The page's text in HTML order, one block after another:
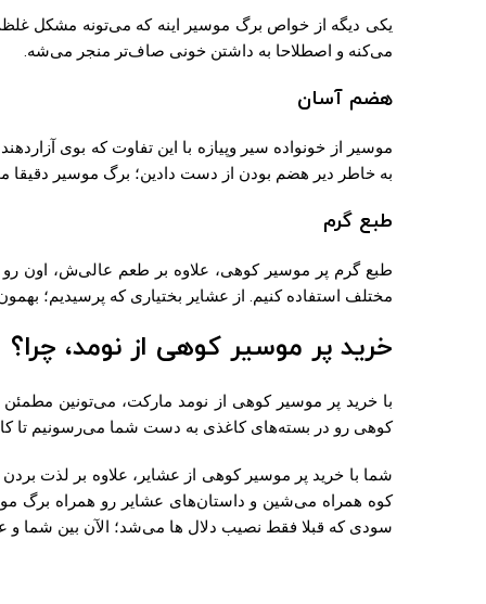
یکی دیگه از خواص برگ موسیر اینه که می‌تونه مشکل
می‌کنه و اصطلاحا به داشتن خونی صاف‌تر منجر می‌شه.
هضم آسان
موسیر از خونواده سیر وپیازه با این تفاوت که بوی
به خاطر دیر هضم بودن از دست دادین؛ برگ موسیر
طبع گرم
طبع گرم پر موسیر کوهی، علاوه بر طعم عالی‌ش، اون
مختلف استفاده کنیم. از عشایر بختیاری که پرسیدیم؛
خرید پر موسیر کوهی از نومد، چرا؟
کوهی رو در بسته‌های کاغذی به دست شما می‌رسونیم تا
شما با خرید پر موسیر کوهی از عشایر، علاوه بر لذت
کوه همراه می‌شین و داستان‌های عشایر رو همراه برگ
سودی که قبلا فقط نصیب دلال ها می‌شد؛ الآن بین شما و